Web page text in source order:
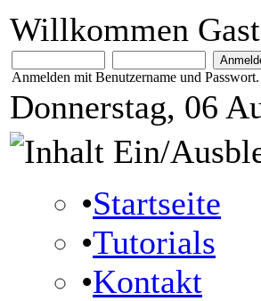
Willkommen
Anmelden mit Benutzername und Passwort.
Donnerstag, 06
•Startseite
•Tutorials
•Kontakt